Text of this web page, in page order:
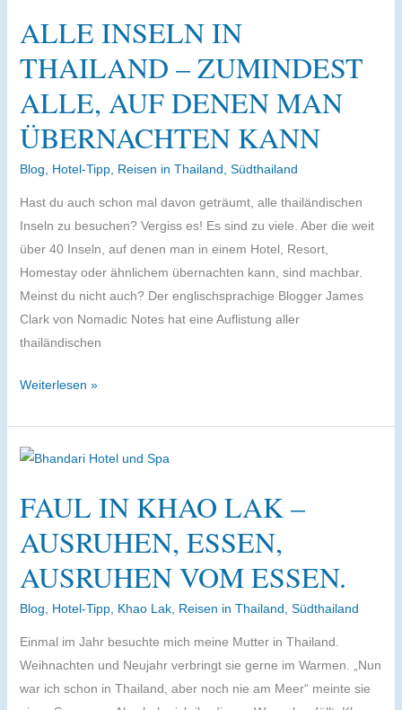
und
Phuket
ALLE INSELN IN
THAILAND – ZUMINDEST
ALLE, AUF DENEN MAN
ÜBERNACHTEN KANN
Blog, Hotel-Tipp, Reisen in Thailand, Südthailand
Hast du auch schon mal davon geträumt, alle thailändischen
Inseln zu besuchen? Vergiss es! Es sind zu viele. Aber die weit
über 40 Inseln, auf denen man in einem Hotel, Resort,
Homestay oder ähnlichem übernachten kann, sind machbar.
Meinst du nicht auch? Der englischsprachige Blogger James
Clark von Nomadic Notes hat eine Auflistung aller
thailändischen
Alle
in
Thailand
zumindest
auf
denen
übernachten
kann
Weiterlesen »
FAUL IN KHAO LAK –
AUSRUHEN, ESSEN,
AUSRUHEN VOM ESSEN.
Blog, Hotel-Tipp, Khao Lak, Reisen in Thailand, Südthailand
Einmal im Jahr besuchte mich meine Mutter in Thailand.
Weihnachten und Neujahr verbringt sie gerne im Warmen. „Nun
war ich schon in Thailand, aber noch nie am Meer“ meinte sie